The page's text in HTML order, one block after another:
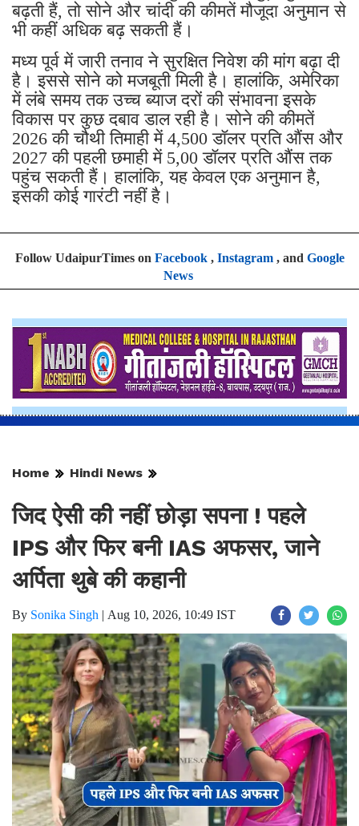
बढ़ती हैं, तो सोने और चांदी की कीमतें मौजूदा अनुमान से
भी कहीं अधिक बढ़ सकती हैं।
मध्य पूर्व में जारी तनाव ने सुरक्षित निवेश की मांग बढ़ा दी
है। इससे सोने को मजबूती मिली है। हालांकि, अमेरिका
में लंबे समय तक उच्च ब्याज दरों की संभावना इसके
विकास पर कुछ दबाव डाल रही है। सोने की कीमतें
2026 की चौथी तिमाही में 4,500 डॉलर प्रति औंस और
2027 की पहली छमाही में 5,00 डॉलर प्रति औंस तक
पहुंच सकती हैं। हालांकि, यह केवल एक अनुमान है,
इसकी कोई गारंटी नहीं है।
Follow UdaipurTimes on Facebook, Instagram, and Google
News
Home Hindi News
जिद ऐसी की नहीं छोड़ा सपना ! पहले
IPS और फिर बनी IAS अफसर, जाने
अर्पिता थुबे की कहानी
By Sonika Singh | Aug 10, 2026, 10:49 IST